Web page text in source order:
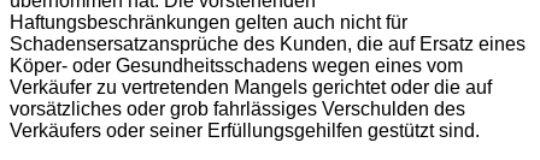
Haftungsbeschränkungen gelten auch nicht für
Schadensersatzansprüche des Kunden, die auf Ersatz eines
Köper- oder Gesundheitsschadens wegen eines vom
Verkäufer zu vertretenden Mangels gerichtet oder die auf
vorsätzliches oder grob fahrlässiges Verschulden des
Verkäufers oder seiner Erfüllungsgehilfen gestützt sind.